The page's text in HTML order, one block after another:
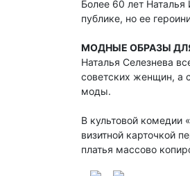
Более 60 лет
публике, но ее
МОДНЫЕ ОБРАЗЫ
Наталья Селезнева
советских женщин, а
моды.
В культовой комедии
визитной карточкой
платья массово